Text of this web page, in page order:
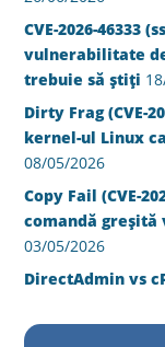
CVE-2026-46333
vulnerabilitate
trebuie să știți
Dirty Frag (CVE-
kernel-ul Linux
08/05/2026
Copy Fail (CVE-
comandă
03/05/2026
DirectAdmin vs